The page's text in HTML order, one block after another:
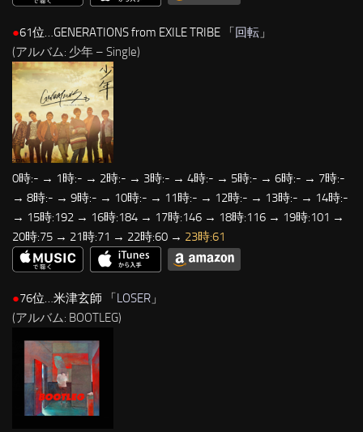
●61位…GENERATIONS from EXILE TRIBE 「回転 」
(アルバム: 少年 – Single)
0時:- → 1時:- → 2時:- → 3時:- → 4時:- → 5時:- → 6時:- → 7時:-
→ 8時:- → 9時:- → 10時:- → 11時:- → 12時:- → 13時:- → 14時:-
→ 15時:192 → 16時:184 → 17時:146 → 18時:116 → 19時:101 →
20時:75 → 21時:71 → 22時:60 → 23時:61
●76位…米津玄師 「LOSER 」
(アルバム: BOOTLEG)